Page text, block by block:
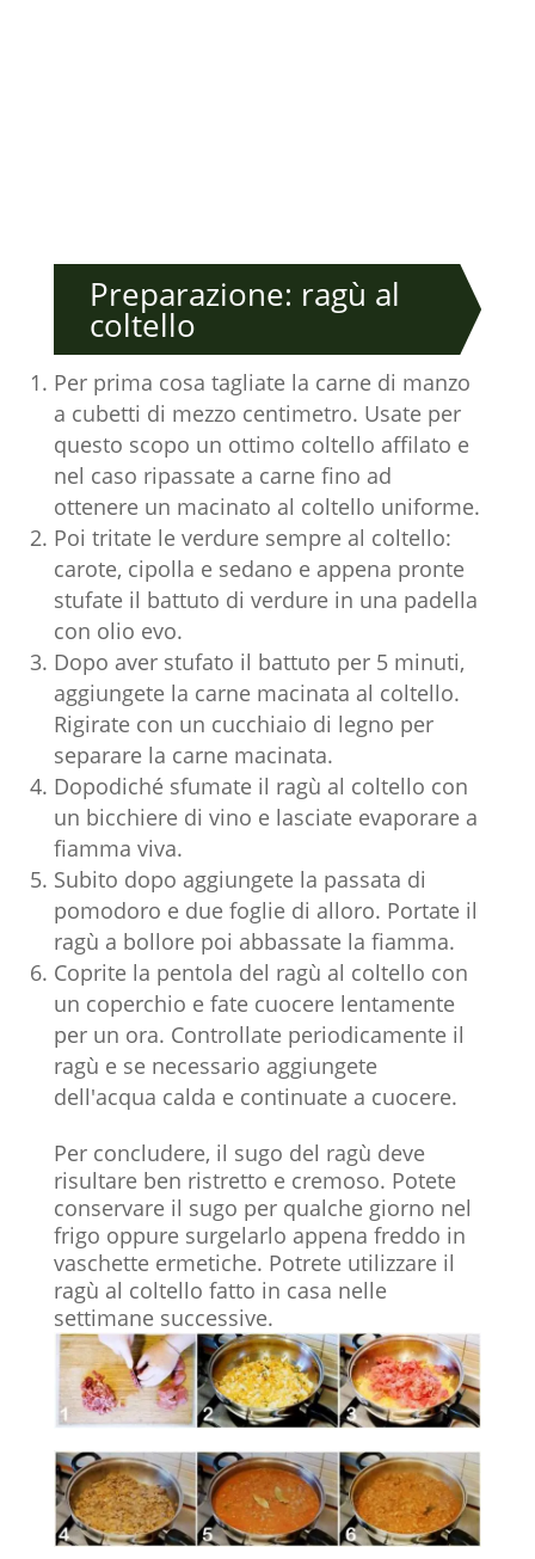
Preparazione: ragù al
coltello
Per prima cosa tagliate la carne di manzo
a cubetti di mezzo centimetro. Usate per
questo scopo un ottimo coltello affilato e
nel caso ripassate a carne fino ad
ottenere un macinato al coltello uniforme.
Poi tritate le verdure sempre al coltello:
carote, cipolla e sedano e appena pronte
stufate il battuto di verdure in una padella
con olio evo.
Dopo aver stufato il battuto per 5 minuti,
aggiungete la carne macinata al coltello.
Rigirate con un cucchiaio di legno per
separare la carne macinata.
Dopodiché sfumate il ragù al coltello con
un bicchiere di vino e lasciate evaporare a
fiamma viva.
Subito dopo aggiungete la passata di
pomodoro e due foglie di alloro. Portate il
ragù a bollore poi abbassate la fiamma.
Coprite la pentola del ragù al coltello con
un coperchio e fate cuocere lentamente
per un ora. Controllate periodicamente il
ragù e se necessario aggiungete
dell'acqua calda e continuate a cuocere.
Per concludere, il sugo del ragù deve
risultare ben ristretto e cremoso. Potete
conservare il sugo per qualche giorno nel
frigo oppure surgelarlo appena freddo in
vaschette ermetiche. Potrete utilizzare il
ragù al coltello fatto in casa nelle
settimane successive.